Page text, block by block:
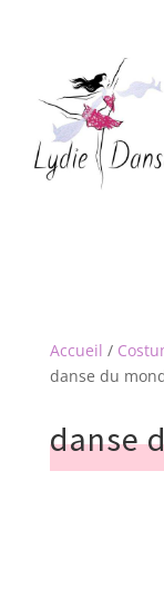
Accueil /
danse du
danse